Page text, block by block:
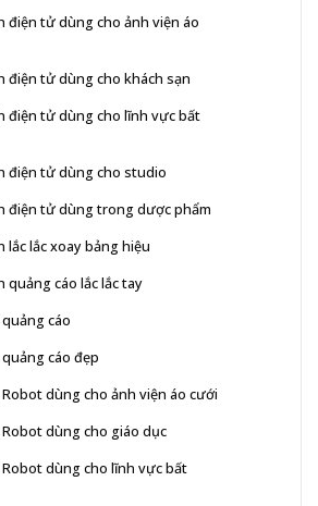
điện tử dùng cho ảnh viện áo
điện tử dùng cho khách sạn
điện tử dùng cho lĩnh vực bất
điện tử dùng cho studio
điện tử dùng trong dược phẩm
lắc lắc xoay bảng hiệu
quảng cáo lắc lắc tay
cáo
cáo đẹp
dùng cho ảnh viện áo cưới
dùng cho giáo dục
dùng cho lĩnh vực bất